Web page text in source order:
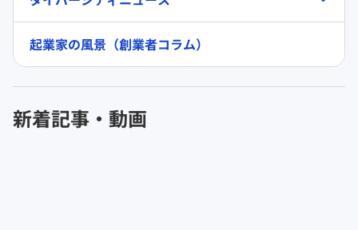
起業家の風景（創業者コラム）
新着記事・動画